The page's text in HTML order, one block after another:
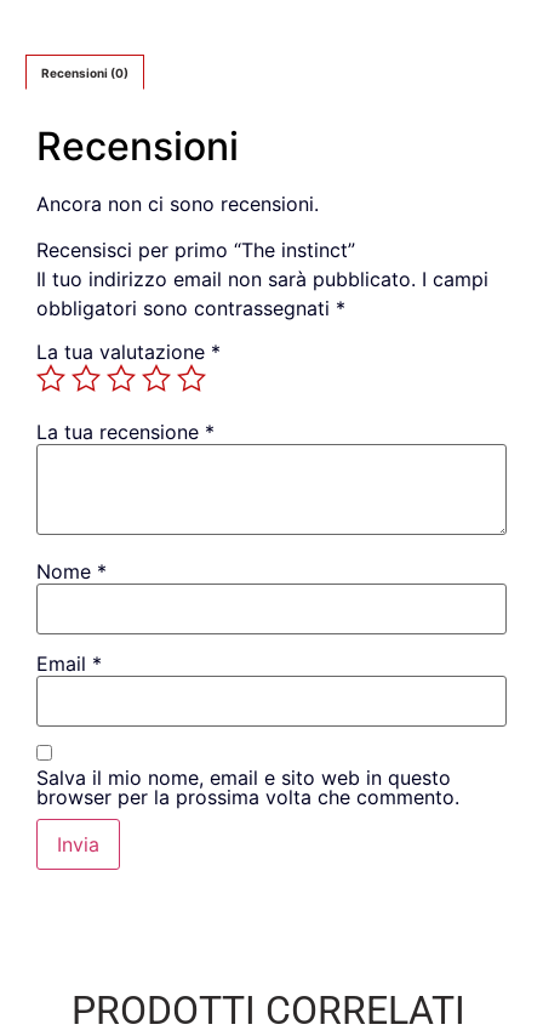
Recensioni (0)
Recensioni
Ancora non ci sono recensioni.
Recensisci per primo “The instinct”
Il tuo indirizzo email non sarà pubblicato. I campi
obbligatori sono contrassegnati *
La tua valutazione *
La tua recensione *
Nome *
Email *
Salva il mio nome, email e sito web in questo
browser per la prossima volta che commento.
PRODOTTI CORRELATI